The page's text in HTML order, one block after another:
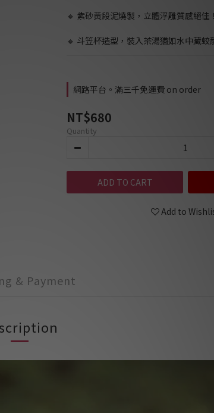
🔸 紫砂黃段泥燒製，立體浮雕質感絕佳！
🔸 斗笠杯造型，裝入茶湯猶如水中藏蛟
網路平台。滿三千免運費 on order
NT$680
Quantity
ADD TO CART
Add to
& Payment